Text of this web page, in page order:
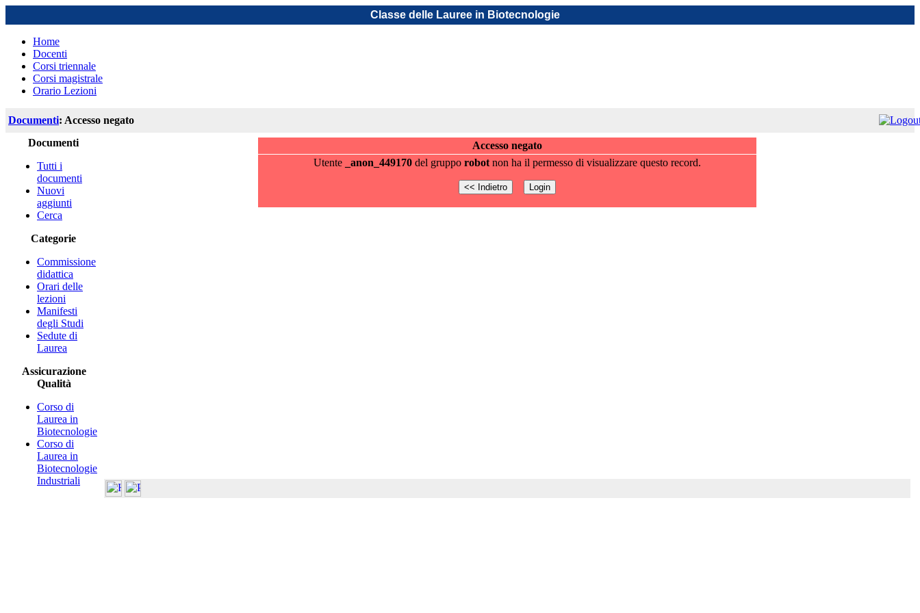
Classe delle Lauree in Biotecnologie
Home
Docenti
Corsi triennale
Corsi magistrale
Orario Lezioni
Documenti: Accesso negato
Documenti
Tutti i
documenti
Nuovi
aggiunti
Cerca
Categorie
Commissione
didattica
Orari delle
lezioni
Manifesti
degli Studi
Sedute di
Laurea
Assicurazione
Qualità
Corso di
Laurea in
Biotecnologie
Corso di
Laurea in
Biotecnologie
Industriali
Accesso negato
Utente
_anon_449170 del gruppo robot non ha il permesso di visualizzare questo record.